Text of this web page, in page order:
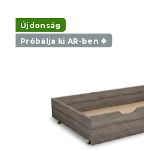
Újdonság
Próbálja ki AR-ben ❖